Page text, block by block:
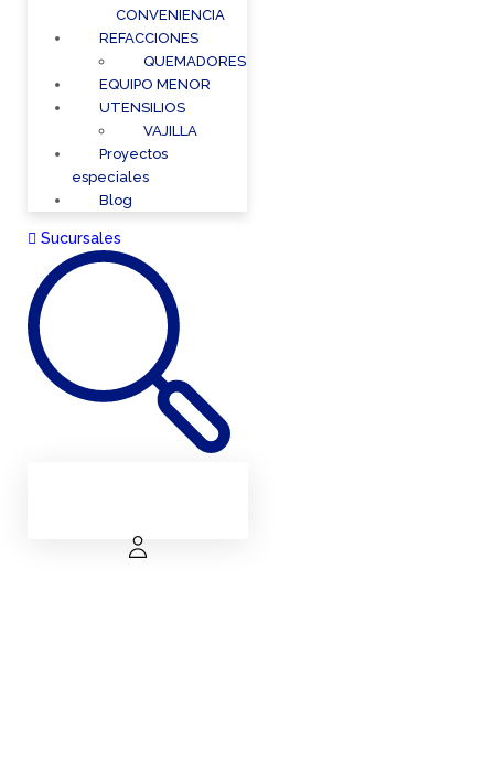
CONVENIENCIA
REFACCIONES
QUEMADORES
EQUIPO MENOR
UTENSILIOS
VAJILLA
Proyectos
especiales
Blog
Sucursales